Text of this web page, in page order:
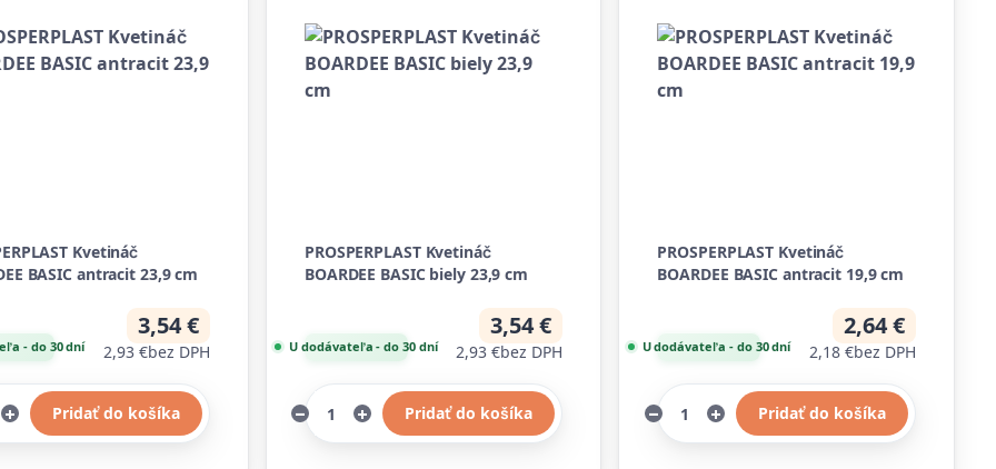
Kvetináč
BASIC antracit 23,9 cm
3,54 €
2,93 €bez DPH
- do 30 dní
Pridať do košíka
PROSPERPLAST Kvetináč
BOARDEE BASIC biely 23,9 cm
3,54 €
2,93 €bez DPH
U dodávateľa - do 30 dní
Pridať do košíka
PROSPERPLAST Kvetináč
BOARDEE BASIC antracit 19,9 cm
2,64 €
2,18 €bez DPH
U dodávateľa - do 30 dní
Pridať do košíka